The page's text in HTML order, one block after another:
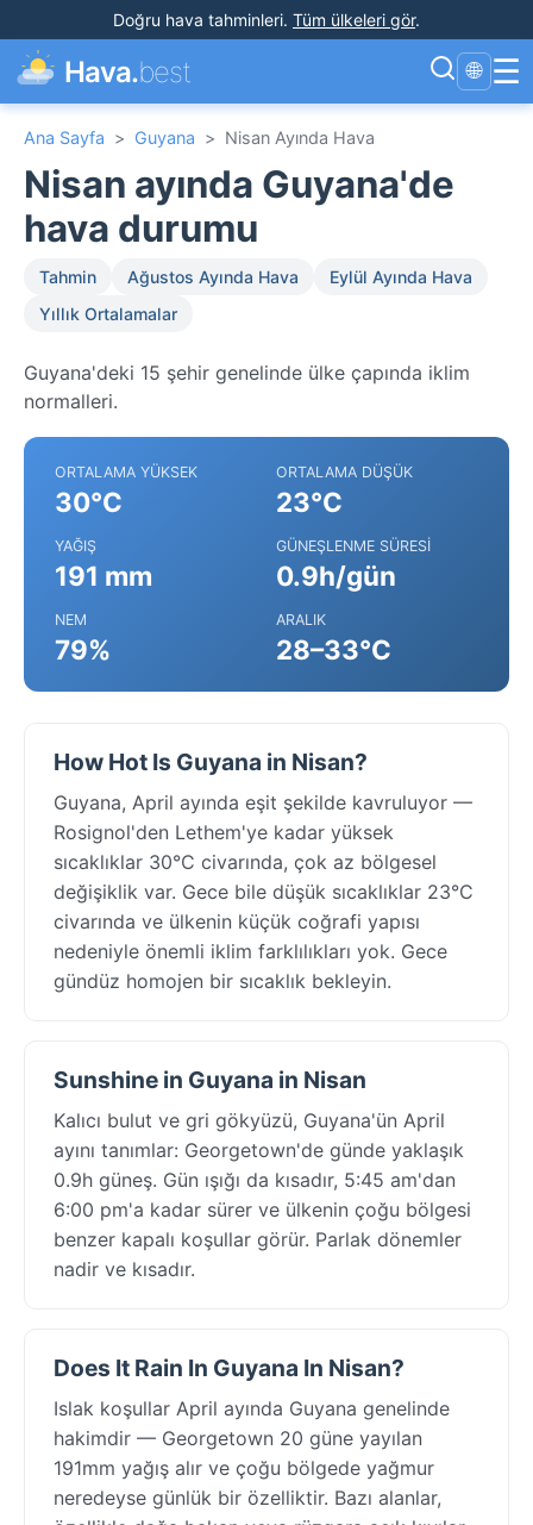
Doğru hava tahminleri. Tüm ülkeleri gör.
Hava.best 🌐 ☰
Ana Sayfa > Guyana > Nisan Ayında Hava
Nisan ayında Guyana'de
hava durumu
Tahmin Ağustos Ayında Hava
Eylül Ayında Hava
Yıllık Ortalamalar
Guyana'deki 15 şehir genelinde ülke çapında iklim
normalleri.
ORTALAMA YÜKSEK
30°C
ORTALAMA DÜŞÜK
23°C
YAĞIŞ
191 mm
GÜNEŞLENME SÜRESI
0.9h/gün
NEM
79%
ARALIK
28–33°C
How Hot Is Guyana in Nisan?
Guyana, April ayında eşit şekilde kavruluyor —
Rosignol'den Lethem'ye kadar yüksek
sıcaklıklar 30°C civarında, çok az bölgesel
değişiklik var. Gece bile düşük sıcaklıklar 23°C
civarında ve ülkenin küçük coğrafi yapısı
nedeniyle önemli iklim farklılıkları yok. Gece
gündüz homojen bir sıcaklık bekleyin.
Sunshine in Guyana in Nisan
Kalıcı bulut ve gri gökyüzü, Guyana'ün April
ayını tanımlar: Georgetown'de günde yaklaşık
0.9h güneş. Gün ışığı da kısadır, 5:45 am'dan
6:00 pm'a kadar sürer ve ülkenin çoğu bölgesi
benzer kapalı koşullar görür. Parlak dönemler
nadir ve kısadır.
Does It Rain In Guyana In Nisan?
Islak koşullar April ayında Guyana genelinde
hakimdir — Georgetown 20 güne yayılan
191mm yağış alır ve çoğu bölgede yağmur
neredeyse günlük bir özelliktir. Bazı alanlar,